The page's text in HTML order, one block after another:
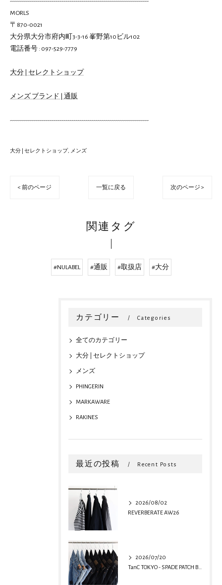
MORLS
〒870-0021
大分県大分市府内町3-3-16 峯野第10ビル102
電話番号 : 097-529-7779
大分 | セレクトショップ
メンズ ブランド | 通販
----------------------------------------------------------------------
大分 | セレクトショップ メンズ
< 前のページ 一覧に戻る 次のページ >
関連タグ
#NULABEL #通販 #取扱店 #大分
カテゴリー Categories
全てのカテゴリー
大分 | セレクトショップ
メンズ
PHINGERIN
MARKAWARE
RAKINES
最近の投稿 Recent Posts
2026/08/02
REVERBERATE AW26
2026/07/20
TanC TOKYO - SPADE PATCH BUGGY REMAKE DENIM